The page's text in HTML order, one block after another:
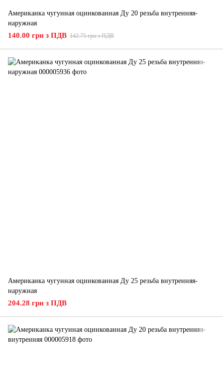
Американка чугунная оцинкованная Ду 20 резьба внутренняя-
наружная
140.00 грн з ПДВ 142.75 грн з ПДВ
Американка чугунная оцинкованная Ду 25 резьба внутренняя-
наружная
204.28 грн з ПДВ